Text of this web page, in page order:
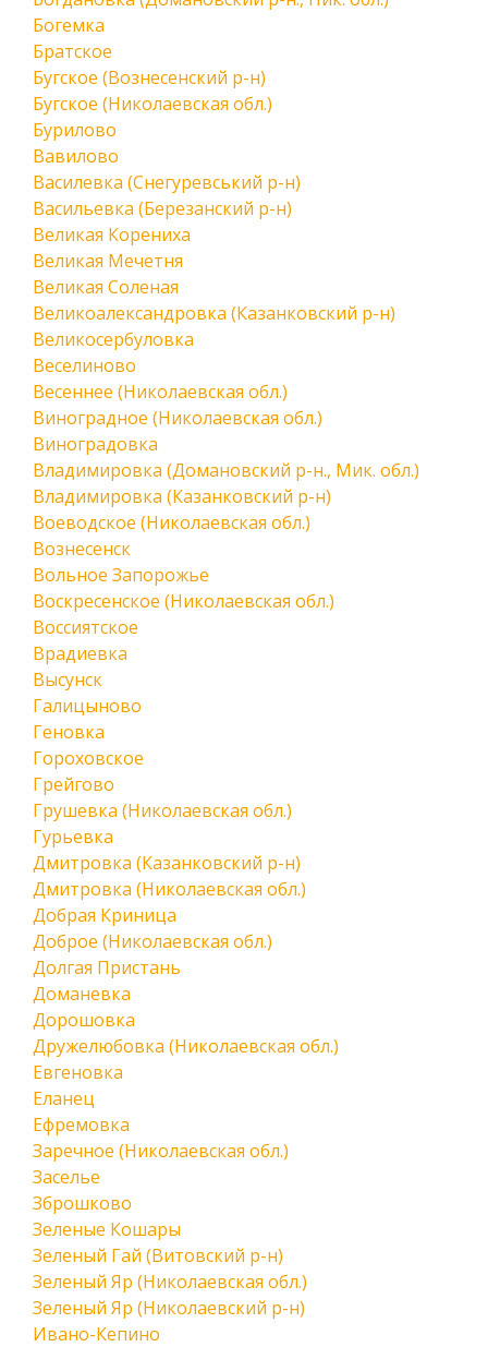
Богемка
Братское
Бугское (Вознесенский р-н)
Бугское (Николаевская обл.)
Бурилово
Вавилово
Василевка (Снегуревський р-н)
Васильевка (Березанский р-н)
Великая Корениха
Великая Мечетня
Великая Соленая
Великоалександровка (Казанковский р-н)
Великосербуловка
Веселиново
Весеннее (Николаевская обл.)
Виноградное (Николаевская обл.)
Виноградовка
Владимировка (Домановский р-н., Мик. обл.)
Владимировка (Казанковский р-н)
Воеводское (Николаевская обл.)
Вознесенск
Вольное Запорожье
Воскресенское (Николаевская обл.)
Воссиятское
Врадиевка
Высунск
Галицыново
Геновка
Гороховское
Грейгово
Грушевка (Николаевская обл.)
Гурьевка
Дмитровка (Казанковский р-н)
Дмитровка (Николаевская обл.)
Добрая Криница
Доброе (Николаевская обл.)
Долгая Пристань
Доманевка
Дорошовка
Дружелюбовка (Николаевская обл.)
Евгеновка
Еланец
Ефремовка
Заречное (Николаевская обл.)
Заселье
Зброшково
Зеленые Кошары
Зеленый Гай (Витовский р-н)
Зеленый Яр (Николаевская обл.)
Зеленый Яр (Николаевский р-н)
Ивано-Кепино